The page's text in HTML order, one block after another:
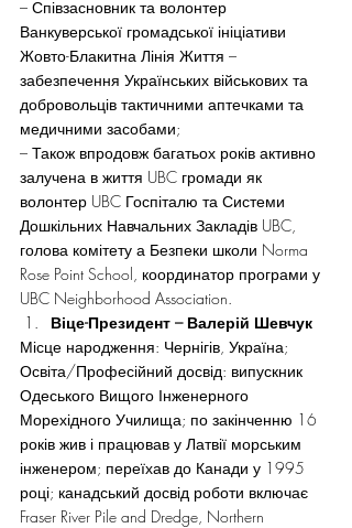
– Співзасновник та волонтер
Ванкуверської громадської ініціативи
Жовто-Блакитна Лінія Життя –
забезпечення Українських військових та
добровольців тактичними аптечками та
медичними засобами;
– Також впродовж багатьох років активно
залучена в життя UBC громади як
волонтер UBC Госпіталю та Системи
Дошкільних Навчальних Закладів UBC,
голова комітету а Безпеки школи Norma
Rose Point School, координатор програми у
UBC Neighborhood Association.
Віце-Президент – Валерій Шевчук
Місце народження: Чернігів, Україна;
Освіта/Професійний досвід: випускник
Одеського Вищого Інженерного
Морехідного Училища; по закінченню 16
років жив і працював у Латвії морським
інженером; переїхав до Канади у 1995
році; канадський досвід роботи включає
Fraser River Pile and Dredge, Northern